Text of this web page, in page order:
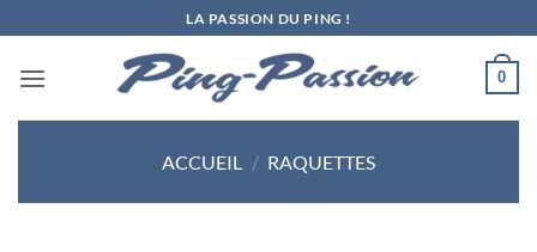
au
contenu
LA PASSION DU PING !
0
ACCUEIL / RAQUETTES